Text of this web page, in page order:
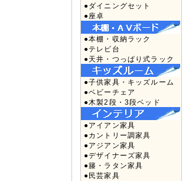
●ダイニングセット
●座卓
●本棚・収納ラック
●テレビ台
●天井・つっぱり式ラック
●子供家具・キッズルーム
●ベビーチェア
●木製2段・3段ベッド
●アイアン家具
●カントリー調家具
●アジアン家具
●デザイナーズ家具
●籐・ラタン家具
●民芸家具